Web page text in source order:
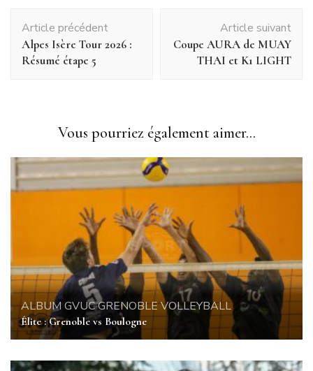
Article précédent
Alpes Isère Tour 2026 :
Résumé étape 5
Article suivant
Coupe AURA de MUAY
THAI et K1 LIGHT
Vous pourriez également aimer...
ALBUMGVUC GRENOBLEVOLLEYBALL
Élite : Grenoble vs Boulogne